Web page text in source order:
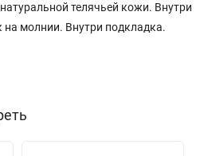
телячьей кожи. Внутри
на молнии. Внутри подкладка.